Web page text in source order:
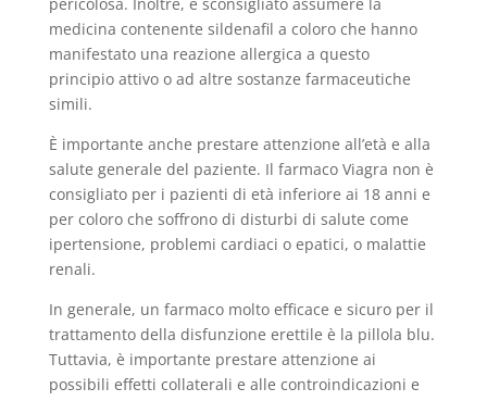
medicina contenente sildenafil a coloro che hanno
manifestato una reazione allergica a questo
principio attivo o ad altre sostanze farmaceutiche
simili.
È importante anche prestare attenzione all’età e alla
salute generale del paziente. Il farmaco Viagra non è
consigliato per i pazienti di età inferiore ai 18 anni e
per coloro che soffrono di disturbi di salute come
ipertensione, problemi cardiaci o epatici, o malattie
renali.
In generale, un farmaco molto efficace e sicuro per il
trattamento della disfunzione erettile è la pillola blu.
Tuttavia, è importante prestare attenzione ai
possibili effetti collaterali e alle controindicazioni e